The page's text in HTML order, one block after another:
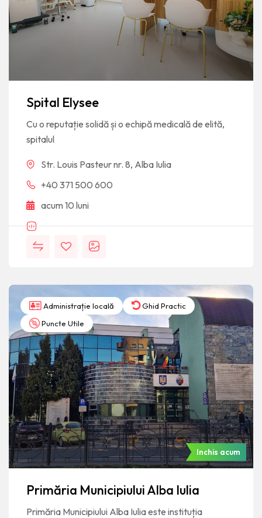
Spital Elysee
Cu o reputație solidă și o echipă medicală de elită,
spitalul
Str. Louis Pasteur nr. 8, Alba Iulia
+40 371 500 600
acum 10 luni
Administrație locală
Ghid Practic
Puncte Utile
Inchis acum
Primăria Municipiului Alba Iulia
Primăria Municipiului Alba Iulia este instituția